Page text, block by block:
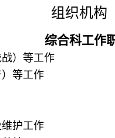
组织机构
综合科工作
）等工作
等工作
护工作